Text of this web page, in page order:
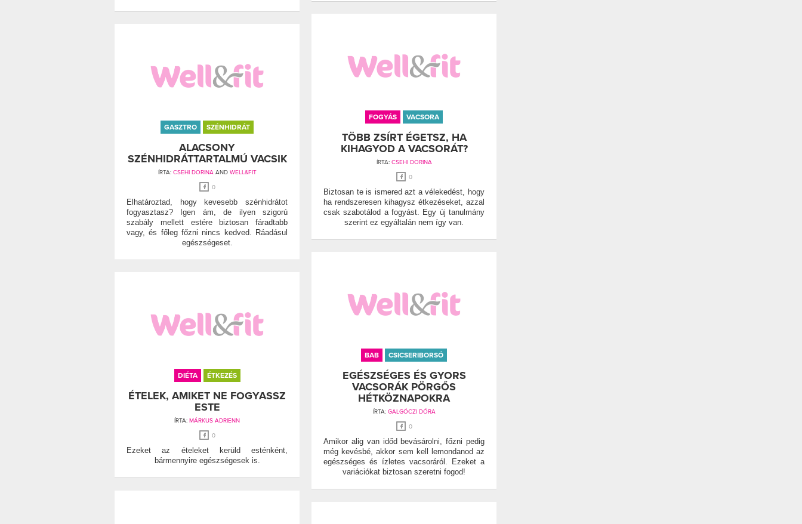
FOGYÁS VACSORA
TÖBB ZSÍRT ÉGETSZ, HA
KIHAGYOD A VACSORÁT?
ÍRTA: CSEHI DORINA
0
Biztosan te is ismered azt a vélekedést, hogy
ha rendszeresen kihagysz étkezéseket, azzal
csak szabotálod a fogyást. Egy új tanulmány
szerint ez egyáltalán nem így van.
GASZTRO SZÉNHIDRÁT
ALACSONY
SZÉNHIDRÁTTARTALMÚ VACSIK
ÍRTA: CSEHI DORINAAND WELL&FIT
0
Elhatároztad, hogy kevesebb szénhidrátot
fogyasztasz? Igen ám, de ilyen szigorú
szabály mellett estére biztosan fáradtabb
vagy, és főleg főzni nincs kedved. Ráadásul
egészségeset.
BAB CSICSERIBORSÓ
EGÉSZSÉGES ÉS GYORS
VACSORÁK PÖRGŐS
HÉTKÖZNAPOKRA
ÍRTA: GALGÓCZI DÓRA
0
Amikor alig van időd bevásárolni, főzni pedig
még kevésbé, akkor sem kell lemondanod az
egészséges és ízletes vacsoráról. Ezeket a
variációkat biztosan szeretni fogod!
DIÉTA ÉTKEZÉS
ÉTELEK, AMIKET NE FOGYASSZ
ESTE
ÍRTA: MÁRKUS ADRIENN
0
Ezeket az ételeket kerüld esténként,
bármennyire egészségesek is.